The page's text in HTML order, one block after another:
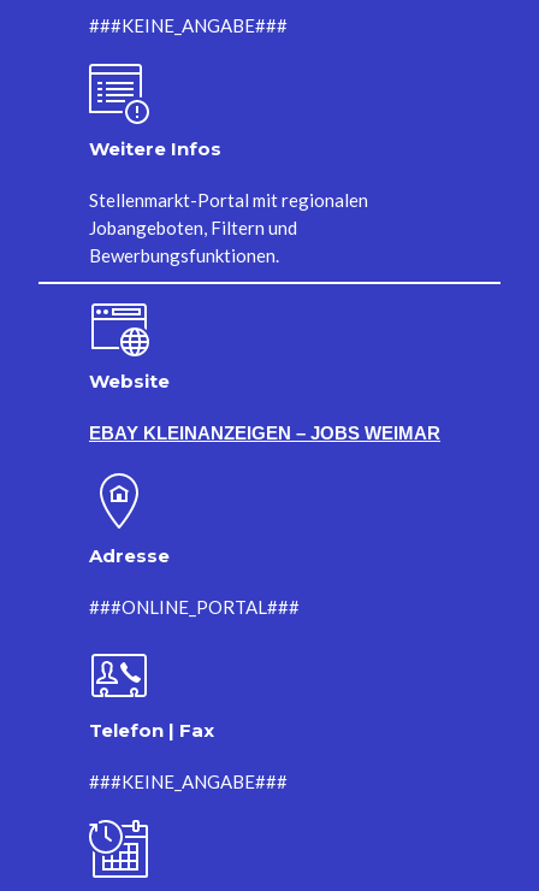
###KEINE_ANGABE###
Weitere Infos
Stellenmarkt-Portal mit regionalen
Jobangeboten, Filtern und
Bewerbungsfunktionen.
Website
EBAY KLEINANZEIGEN – JOBS WEIMAR
Adresse
###ONLINE_PORTAL###
Telefon | Fax
###KEINE_ANGABE###